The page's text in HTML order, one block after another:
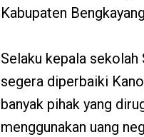
Kabupaten
Selaku kepala sekolah
segera diperbaiki
banyak pihak yang
menggunakan uang